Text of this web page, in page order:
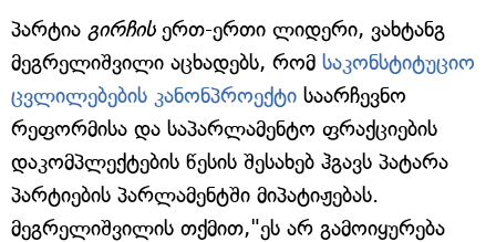
პარტია გირჩისერთ-ერთი ლიდერი, ვახტანგ
მეგრელიშვილი აცხადებს, რომ საკონსტიტუციო
ცვლილებების კანონპროექტი საარჩევნო
რეფორმისა და საპარლამენტო ფრაქციების
დაკომპლექტების წესის შესახებ ჰგავს პატარა
პარტიების პარლამენტში მიპატიჟებას.
მეგრელიშვილის თქმით,"ეს არ გამოიყურება